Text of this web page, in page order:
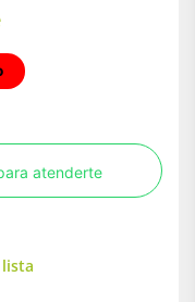
atenderte